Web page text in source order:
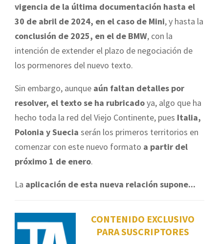
vigencia de la última documentación hasta el
30 de abril de 2024, en el caso de Mini, y hasta la
conclusión de 2025, en el de BMW, con la
intención de extender el plazo de negociación de
los pormenores del nuevo texto.
Sin embargo, aunque aún faltan detalles por
resolver, el texto se ha rubricadoya, algo que ha
hecho toda la red del Viejo Continente, pues Italia,
Polonia y Suecia serán los primeros territorios en
comenzar con este nuevo formato a partir del
próximo 1 de enero.
La aplicación de esta nueva relación supone...
CONTENIDO EXCLUSIVO
PARA SUSCRIPTORES